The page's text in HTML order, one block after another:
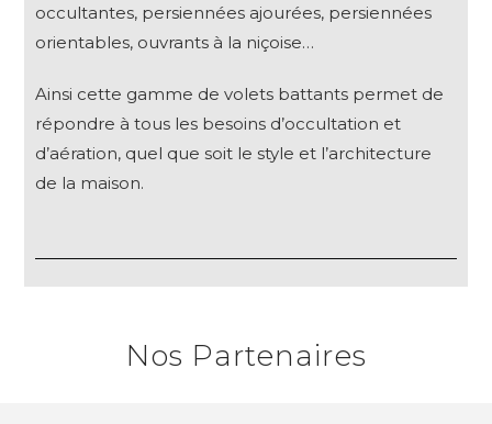
occultantes, persiennées ajourées, persiennées
orientables, ouvrants à la niçoise…
Ainsi cette gamme de volets battants permet de
répondre à tous les besoins d’occultation et
d’aération, quel que soit le style et l’architecture
de la maison.
Nos Partenaires